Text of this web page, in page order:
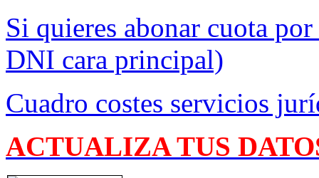
Si quieres abonar cuota
DNI cara principal)
Cuadro costes servicios
ACTUALIZA TUS